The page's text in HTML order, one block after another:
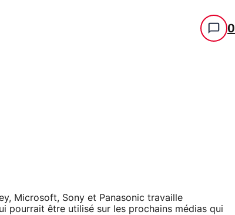
0
Microsoft, Sony et Panasonic travaille
pourrait être utilisé sur les prochains médias qui